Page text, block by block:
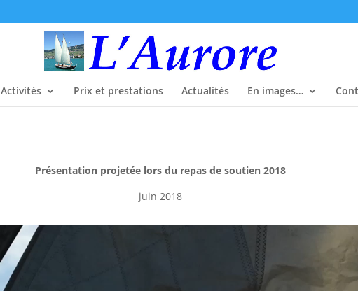
Activités Prix et prestations Actualités En images…
Présentation projetée lors du repas de soutien 2018
juin 2018